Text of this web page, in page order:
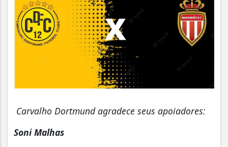
Carvalho Dortmund agradece seus apoiadores:
Soni Malhas